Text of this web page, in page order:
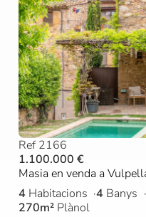
Ref 2166
1.100.000 €
Masia en venda a
4 Habitacions 4 Banys
270m² Plànol